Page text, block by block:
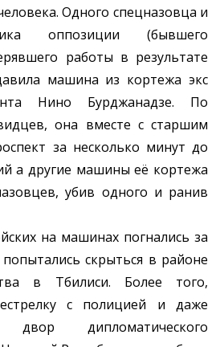
Одного спецназовца и
оппозиции (бывшего
работы в результате
машина из кортежа экс
Нино Бурджанадзе. По
она вместе с старшим
за несколько минут до
а другие машины её кортежа
убив одного и ранив
на машинах погнались за
скрыться в районе
в Тбилиси. Более того,
с полицией и даже
дипломатического